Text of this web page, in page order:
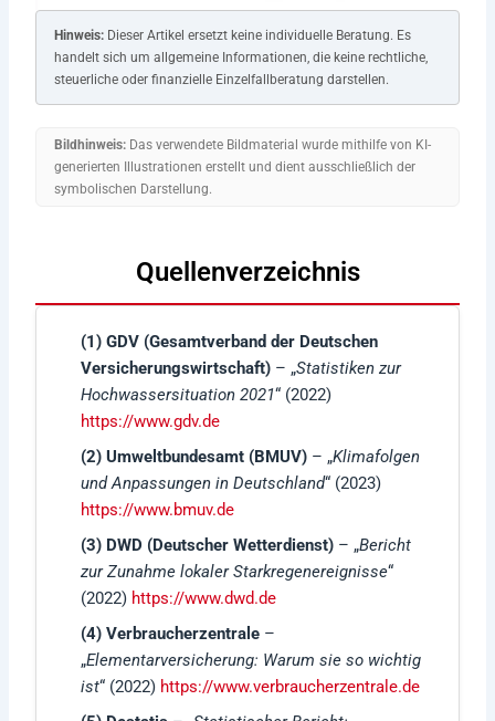
Hinweis: Dieser Artikel ersetzt keine individuelle Beratung. Es
handelt sich um allgemeine Informationen, die keine rechtliche,
steuerliche oder finanzielle Einzelfallberatung darstellen.
Bildhinweis: Das verwendete Bildmaterial wurde mithilfe von KI-
generierten Illustrationen erstellt und dient ausschließlich der
symbolischen Darstellung.
Quellenverzeichnis
(1) GDV (Gesamtverband der Deutschen
Versicherungswirtschaft) – „Statistiken zur
Hochwassersituation 2021“ (2022)
https://www.gdv.de
(2) Umweltbundesamt (BMUV) – „Klimafolgen
und Anpassungen in Deutschland“ (2023)
https://www.bmuv.de
(3) DWD (Deutscher Wetterdienst) – „Bericht
zur Zunahme lokaler Starkregenereignisse“
(2022) https://www.dwd.de
(4) Verbraucherzentrale –
„Elementarversicherung: Warum sie so wichtig
ist“ (2022) https://www.verbraucherzentrale.de